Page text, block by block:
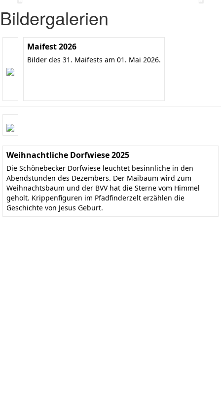
Bildergalerien
Maifest 2026
Bilder des 31. Maifests am 01. Mai 2026.
Weihnachtliche Dorfwiese 2025
Die Schönebecker Dorfwiese leuchtet besinnliche in den
Abendstunden des Dezembers. Der Maibaum wird zum
Weihnachtsbaum und der BVV hat die Sterne vom Himmel
geholt. Krippenfiguren im Pfadfinderzelt erzählen die
Geschichte von Jesus Geburt.